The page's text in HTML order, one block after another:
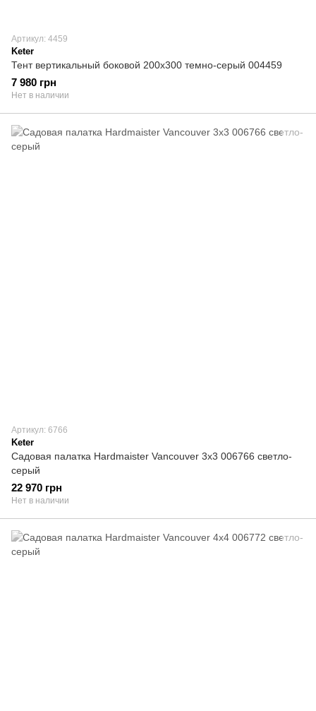
Артикул: 4459
Keter
Тент вертикальный боковой 200х300 темно-серый 004459
7 980 грн
Нет в наличии
Артикул: 6766
Keter
Садовая палатка Hardmaister Vancouver 3x3 006766 светло-
серый
22 970 грн
Нет в наличии